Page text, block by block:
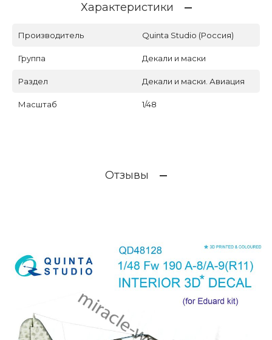
Характеристики
Производитель Quinta Studio (Россия)
Группа Декали и маски
Раздел Декали и маски. Авиация
Масштаб 1/48
Отзывы